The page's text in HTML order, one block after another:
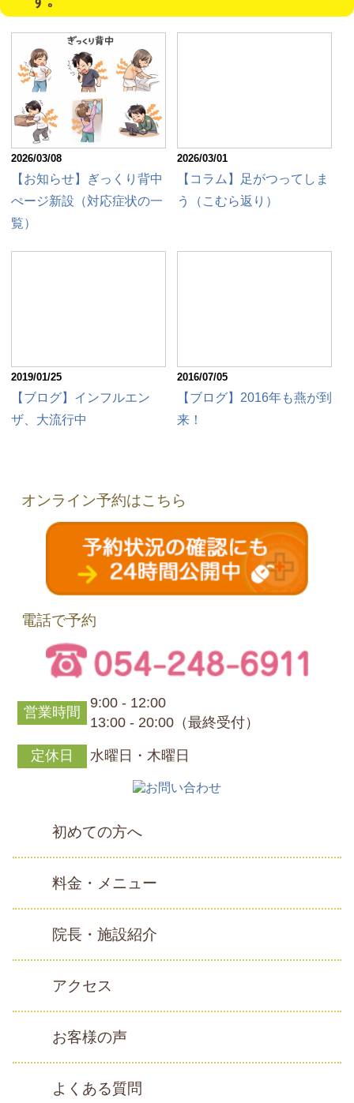
2026/03/08
【お知らせ】ぎっくり背中
ぺージ新設（対応症状の一
覧）
2026/03/01
【コラム】足がつってしま
う（こむら返り）
2019/01/25
【ブログ】インフルエン
ザ、大流行中
2016/07/05
【ブログ】2016年も燕が到
来！
オンライン予約はこちら
電話で予約
営業時間
9:00 - 12:00
13:00 - 20:00（最終受付）
定休日 水曜日・木曜日
初めての方へ
料金・メニュー
院長・施設紹介
アクセス
お客様の声
よくある質問